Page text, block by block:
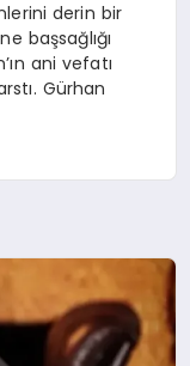
derin bir
başsağlığı
ani vefatı
Gürhan